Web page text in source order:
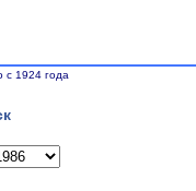
с 1924 года